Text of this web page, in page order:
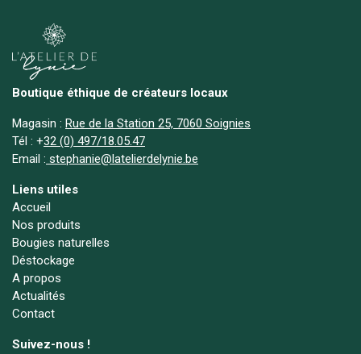
Boutique éthique de créateurs locaux
Magasin : Rue de la Station 25, 7060 Soignies
Tél : +32 (0) 497/18.05.47
Email : stephanie@latelierdelynie.be
Liens utiles
Accueil
Nos produits
Bougies naturelles
Déstockage
A propos
Actualités
Contact
Suivez-nous !